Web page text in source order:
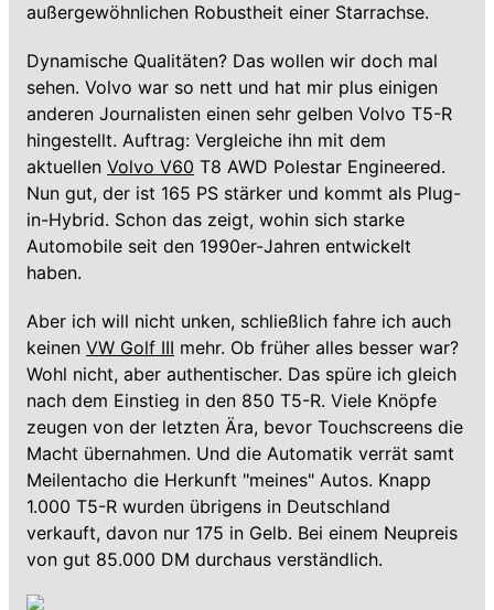
außergewöhnlichen Robustheit einer Starrachse.
Dynamische Qualitäten? Das wollen wir doch mal
sehen. Volvo war so nett und hat mir plus einigen
anderen Journalisten einen sehr gelben Volvo T5-R
hingestellt. Auftrag: Vergleiche ihn mit dem
aktuellen Volvo V60 T8 AWD Polestar Engineered.
Nun gut, der ist 165 PS stärker und kommt als Plug-
in-Hybrid. Schon das zeigt, wohin sich starke
Automobile seit den 1990er-Jahren entwickelt
haben.
Aber ich will nicht unken, schließlich fahre ich auch
keinen VW Golf III mehr. Ob früher alles besser war?
Wohl nicht, aber authentischer. Das spüre ich gleich
nach dem Einstieg in den 850 T5-R. Viele Knöpfe
zeugen von der letzten Ära, bevor Touchscreens die
Macht übernahmen. Und die Automatik verrät samt
Meilentacho die Herkunft "meines" Autos. Knapp
1.000 T5-R wurden übrigens in Deutschland
verkauft, davon nur 175 in Gelb. Bei einem Neupreis
von gut 85.000 DM durchaus verständlich.